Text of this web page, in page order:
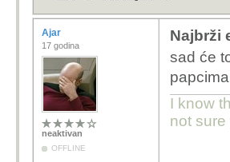
Ajar
17 godina
neaktivan
OFFLINE
Najbrži
sad će
I know
not